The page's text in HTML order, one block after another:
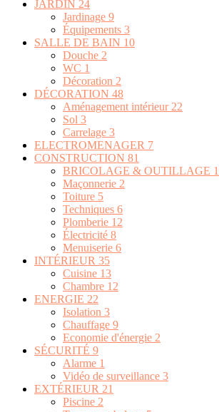
WC1
Décoration
DÉCORATION48
Aménagement intérieur
Sol3
Carrelage
ELECTROMENAGER
CONSTRUCTION
BRICOLAGE & OUTILLAGE
Maçonnerie
Toiture5
Techniques6
Plomberie12
Électricité8
Menuiserie6
INTÉRIEUR35
Cuisine13
Chambre12
ENERGIE22
Isolation3
Chauffage
Economie d'énergie
SÉCURITÉ9
Alarme
Vidéo de surveillance
EXTÉRIEUR21
Piscine2
Terrasse et balcon
DÉMÉNAGEMENT
Location immobilière2
Architecture1
ACTU2